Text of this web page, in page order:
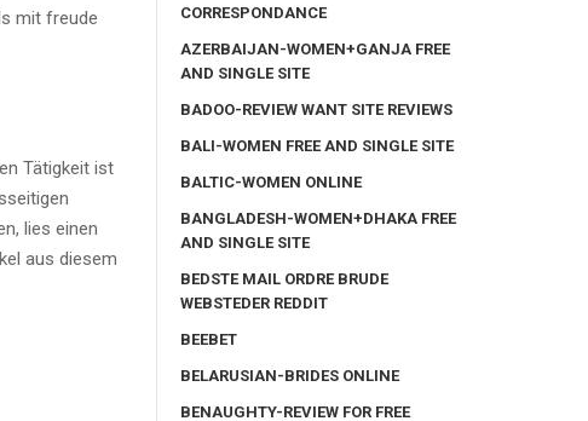
mit freude
Tätigkeit ist
lies einen
aus diesem
CORRESPONDANCE
AZERBAIJAN-WOMEN+GANJA FREE
AND SINGLE SITE
BADOO-REVIEW WANT SITE REVIEWS
BALI-WOMEN FREE AND SINGLE SITE
BALTIC-WOMEN ONLINE
BANGLADESH-WOMEN+DHAKA FREE
AND SINGLE SITE
BEDSTE MAIL ORDRE BRUDE
WEBSTEDER REDDIT
BEEBET
BELARUSIAN-BRIDES ONLINE
BENAUGHTY-REVIEW FOR FREE